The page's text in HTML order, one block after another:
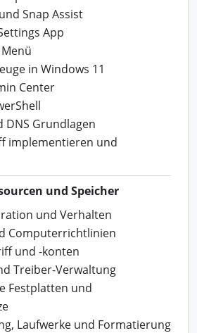
Snap Assist
App
in Windows 11
Center
DNS Grundlagen
implementieren und
und Speicher
und Verhalten
Computerrichtlinien
und -konten
Treiber-Verwaltung
Festplatten und
Laufwerke und Formatierung